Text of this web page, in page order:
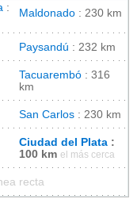
:
Maldonado : 230 km
Paysandú : 232 km
Tacuarembó : 316
km
San Carlos : 230 km
Ciudad del Plata :
100 km el más cerca
recta